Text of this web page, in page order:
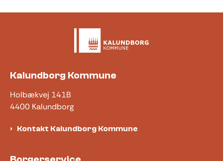
Kalundborg Kommune
Holbækvej 141B
4400 Kalundborg
Kontakt Kalundborg Kommune